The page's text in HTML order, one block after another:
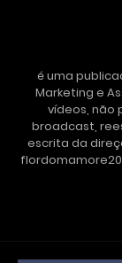
é uma
Marketing e
vídeos, não
broadcast,
escrita da